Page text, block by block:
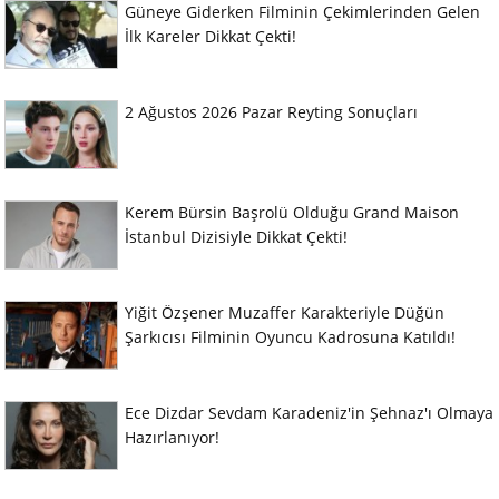
Güneye Giderken Filminin Çekimlerinden Gelen
İlk Kareler Dikkat Çekti!
2 Ağustos 2026 Pazar Reyting Sonuçları
Kerem Bürsin Başrolü Olduğu Grand Maison
İstanbul Dizisiyle Dikkat Çekti!
Yiğit Özşener Muzaffer Karakteriyle Düğün
Şarkıcısı Filminin Oyuncu Kadrosuna Katıldı!
Ece Dizdar Sevdam Karadeniz'in Şehnaz'ı Olmaya
Hazırlanıyor!